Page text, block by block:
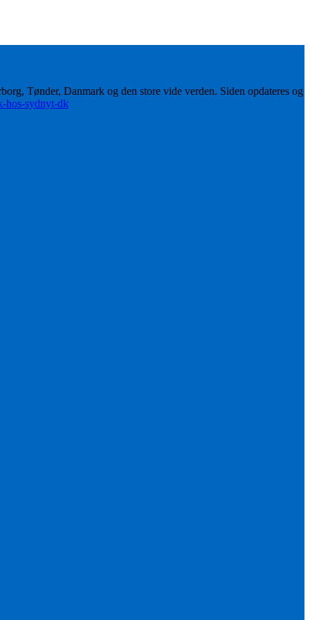
Tønder, Danmark og den store vide verden. Siden opdateres og
hos-sydnyt-dk